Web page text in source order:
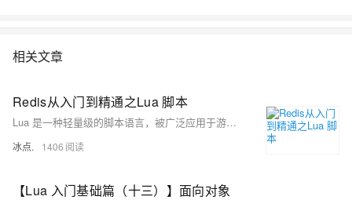
相关文章
Redis从入门到精通之Lua 脚本
Lua 是一种轻量级的脚本语言，被广泛应用于游戏开发、嵌入式系统、Web 开发、科学计算等领域。Redis 内置了 Lua 解释器，使得用户可以通过编写 Lua 脚本来扩展 Redis 的功能。在 Redis 中，可以使用 EVAL 和 EVALSHA 命令执行 Lua 脚本。
冰点. 1406
【Lua 入门基础篇（十三）】面向对象